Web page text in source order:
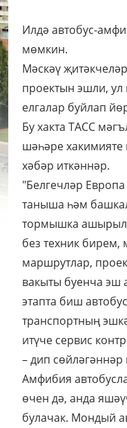
Илдә автобус-
мөмкин.
Мәскәү
проектын эшли,
елгалар буйлап
Бу хакта ТАСС
шәһәре хакимияте
хәбәр иткәннәр.
"Белгечләр
таныша һәм
тормышка
без техник бирем,
маршрутлар,
вакыты буенча эш
этапта биш
транспортның
итүче сервис
– дип сөйләгәннәр
Амфибия
өчен дә, анда
булачак. Мондый